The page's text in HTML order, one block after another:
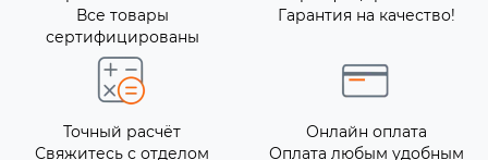
Все товары
сертифицированы
Гарантия на качество!
Точный расчёт
Свяжитесь с отделом
Онлайн оплата
Оплата любым удобным